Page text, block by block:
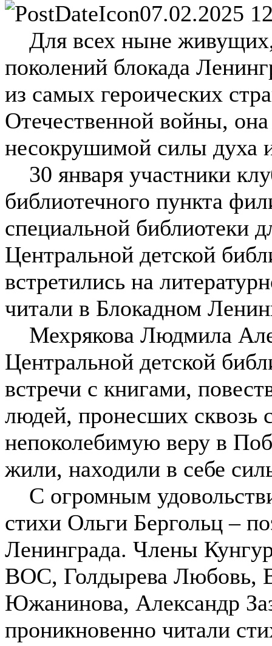
07.02.2025
Для всех ныне
поколений блокада
из самых героических
Отечественной войны,
несокрушимой силы духа
30 января участники
библиотечного пункта
специальной библиотеки
Центральной детской
встретились на
читали в Блокадном
Мехрякова Людмила
Центральной детской
встречи с книгами,
людей, пронесших сквозь
непоколебимую веру в
жили, находили в себе
С огромным
стихи Ольги Бергольц –
Ленинграда. Члены
ВОС, Голдырева Любовь,
Южанинова, Александр
проникновенно читали